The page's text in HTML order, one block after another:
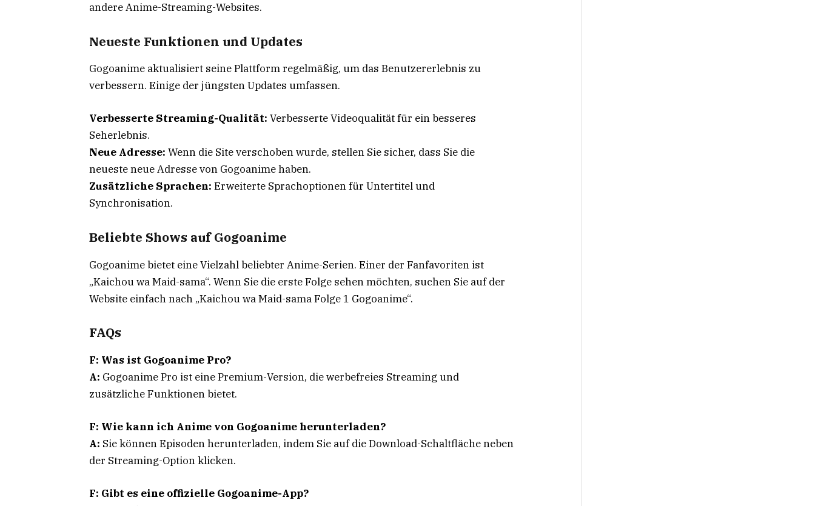
andere Anime-Streaming-Websites.
Neueste Funktionen und Updates
Gogoanime aktualisiert seine Plattform regelmäßig, um das Benutzererlebnis zu
verbessern. Einige der jüngsten Updates umfassen.
Verbesserte Streaming-Qualität: Verbesserte Videoqualität für ein besseres
Seherlebnis.
Neue Adresse: Wenn die Site verschoben wurde, stellen Sie sicher, dass Sie die
neueste neue Adresse von Gogoanime haben.
Zusätzliche Sprachen: Erweiterte Sprachoptionen für Untertitel und
Synchronisation.
Beliebte Shows auf Gogoanime
Gogoanime bietet eine Vielzahl beliebter Anime-Serien. Einer der Fanfavoriten ist
„Kaichou wa Maid-sama“. Wenn Sie die erste Folge sehen möchten, suchen Sie auf der
Website einfach nach „Kaichou wa Maid-sama Folge 1 Gogoanime“.
FAQs
F: Was ist Gogoanime Pro?
A: Gogoanime Pro ist eine Premium-Version, die werbefreies Streaming und
zusätzliche Funktionen bietet.
F: Wie kann ich Anime von Gogoanime herunterladen?
A: Sie können Episoden herunterladen, indem Sie auf die Download-Schaltfläche neben
der Streaming-Option klicken.
F: Gibt es eine offizielle Gogoanime-App?